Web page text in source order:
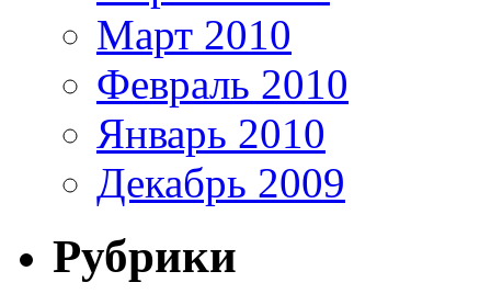
Март 2010
Февраль 2010
Январь 2010
Декабрь 2009
Рубрики